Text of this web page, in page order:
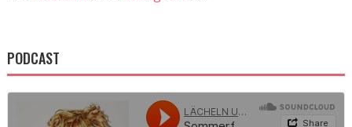
PODCAST